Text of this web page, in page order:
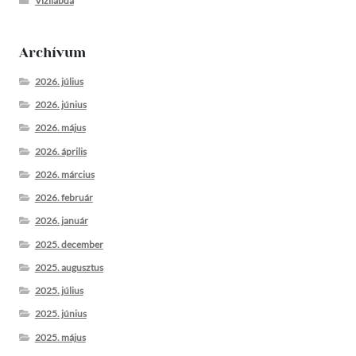
Archívum
2026. július
2026. június
2026. május
2026. április
2026. március
2026. február
2026. január
2025. december
2025. augusztus
2025. július
2025. június
2025. május